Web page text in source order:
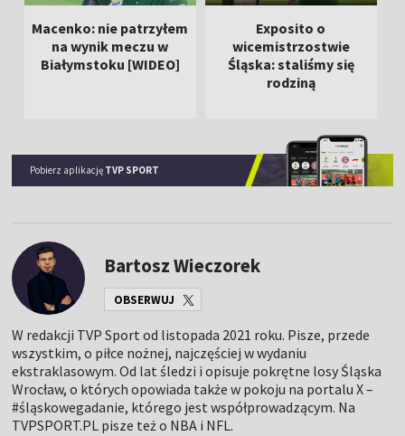
Macenko: nie patrzyłem
na wynik meczu w
Białymstoku [WIDEO]
Exposito o
wicemistrzostwie
Śląska: staliśmy się
rodziną
Pobierz aplikację TVP SPORT
Bartosz Wieczorek
OBSERWUJ
W redakcji TVP Sport od listopada 2021 roku. Pisze, przede
wszystkim, o piłce nożnej, najczęściej w wydaniu
ekstraklasowym. Od lat śledzi i opisuje pokrętne losy Śląska
Wrocław, o których opowiada także w pokoju na portalu X –
#śląskowegadanie, którego jest współprowadzącym. Na
TVPSPORT.PL pisze też o NBA i NFL.